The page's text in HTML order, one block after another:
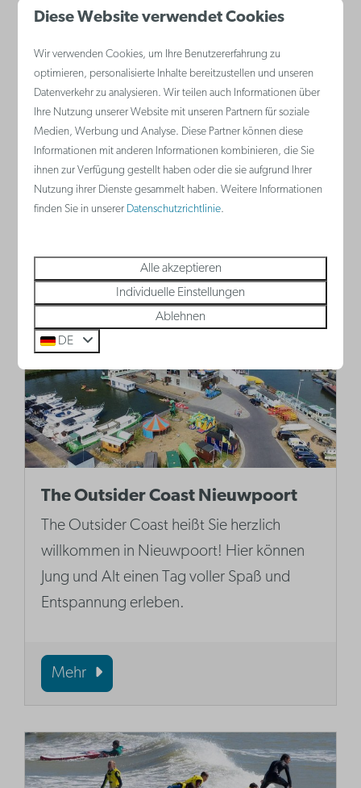
Kajak Nieuwpoort
Kommen Sie zu The Outsider Coast in
Nieuwpoort und entdecken Sie die Welt
des Wassersports!
The Outsider Coast Nieuwpoort
The Outsider Coast heißt Sie herzlich
willkommen in Nieuwpoort! Hier können
Jung und Alt einen Tag voller Spaß und
Entspannung erleben.
Mehr
Diese Website verwendet Cookies
Wir verwenden Cookies, um Ihre Benutzererfahrung zu
optimieren, personalisierte Inhalte bereitzustellen und unseren
Datenverkehr zu analysieren. Wir teilen auch Informationen über
Ihre Nutzung unserer Website mit unseren Partnern für soziale
Medien, Werbung und Analyse. Diese Partner können diese
Informationen mit anderen Informationen kombinieren, die Sie
ihnen zur Verfügung gestellt haben oder die sie aufgrund Ihrer
Nutzung ihrer Dienste gesammelt haben. Weitere Informationen
finden Sie in unserer Datenschutzrichtlinie.
Alle akzeptieren
Individuelle Einstellungen
Ablehnen
DE